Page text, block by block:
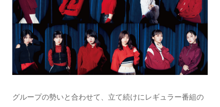
グループの勢いと合わせて、立て続けにレギュラー番組の